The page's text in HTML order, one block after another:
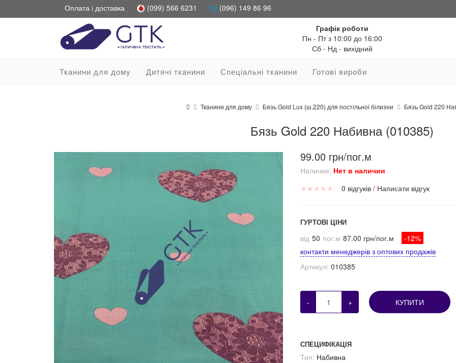
Оплата і доставка (099) 566 6231
(096) 149 86 96
Графік роботи
Пн - Пт з 10:00 до 16:00
Сб - Нд - вихідний
Тканини для дому Дитячі тканини Спеціальні тканини Готові вироби
Тканини для дому Бязь Gold Lux (ш.220) для постільної білизни Бязь Gold 220
Бязь Gold 220 Набивна (010385)
99.00 грн/пог.м
Наличие: Нет в наличии
★ ★ ★ ★ ★ 0 відгуків/ Написати відгук
ГУРТОВІ ЦІНИ
від 50 пог.м 87.00 грн/пог.м
-12%
контакти менеджерів з оптових продажів
Артикул: 010385
- + КУПИТИ
СПЕЦИФІКАЦІЯ
Тип: Набивна